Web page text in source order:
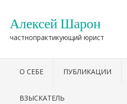
Алексей Шарон
частнопрактикующий юрист
О СЕБЕ ПУБЛИКАЦИИ
ВЗЫСКАТЕЛЬ